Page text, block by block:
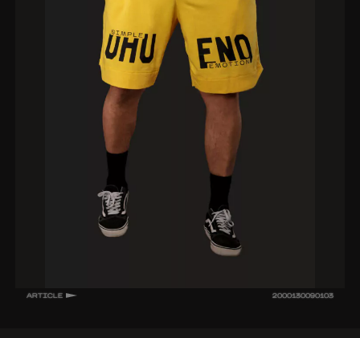
ARTICLE 2000130090103